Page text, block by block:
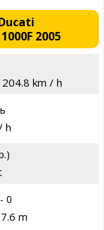
2005
km / h
h
0
m